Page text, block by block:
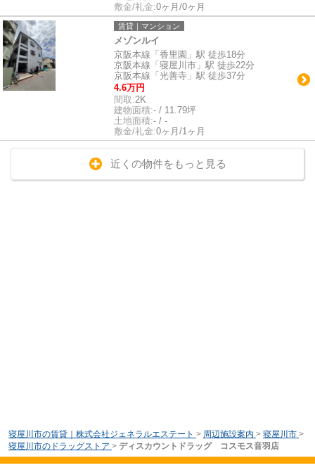
敷金/礼金:0ヶ月/0ヶ月
賃貸｜マンション
メゾンルイ
京阪本線「香里園」駅 徒歩18分
京阪本線「寝屋川市」駅 徒歩22分
京阪本線「光善寺」駅 徒歩37分
4.6万円
間取:2K
建物面積:- / 11.79坪
土地面積:- / -
敷金/礼金:0ヶ月/1ヶ月
近くの物件をもっと見る
寝屋川市の賃貸｜株式会社ジェネラルエステート > 周辺施設案内 > 寝屋川市 >
寝屋川市のドラッグストア > ディスカウントドラッグ コスモス音羽店